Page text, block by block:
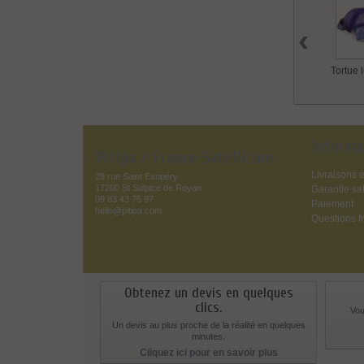
Tortue
‹
Pitipa / France Satellicare
28 rue Saint Exupéry
17200 St Sulpice de Royan
09 83 43 75 97
hello@pitipa.com
Livraisons
Garantie
Paiement
Questions
Obtenez un devis en quelques
clics.
Un devis au plus proche de la réalité en quelques
minutes.
Cliquez ici pour en savoir plus